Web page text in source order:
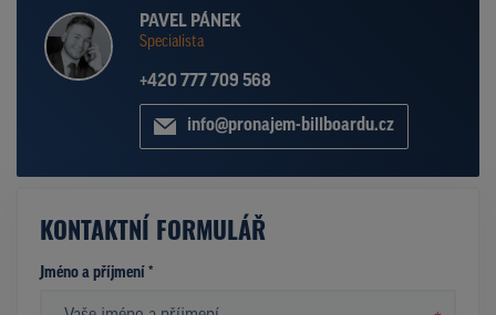
PAVEL PÁNEK
Specialista
+420 777 709 568
info@pronajem-billboardu.cz
KONTAKTNÍ FORMULÁŘ
Jméno a příjmení *